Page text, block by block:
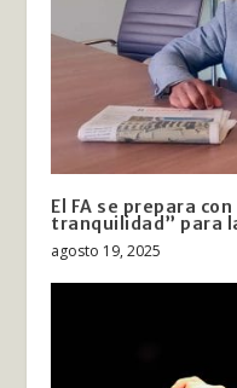
El FA se prepara
tranquilidad” para
agosto 19, 2025